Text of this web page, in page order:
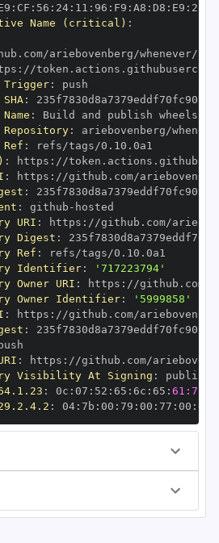
: CF : 56 : 24: 11 : 96 : F9 : A8 : D8 : E9 : 28
Name (critical) :
:
Trigger:
:
:
Repository:
Ref :
: https :
: https :
:
: github -
URI : https :
Digest :
Ref :
Identifier:
'717223794'
Owner URI : https :
Owner Identifier:
'5999858'
: https :
:
: https :
Visibility At Signing :
: 0c : 07 : 52 : 65 : 6c : 65 :
: 04: 7b : 00 : 79 : 00 : 77 : 00 : dd